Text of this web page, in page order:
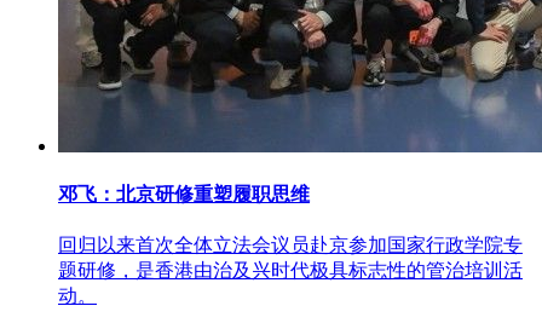
邓飞：北京研修重塑履职思维
回归以来首次全体立法会议员赴京参加国家行政学院专
题研修，是香港由治及兴时代极具标志性的管治培训活
动。